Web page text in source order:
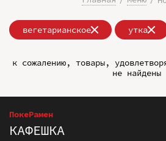
вегетарианское утка
к сожалению, товары,
не найдены
ПокеРамен
КАФЕШКА